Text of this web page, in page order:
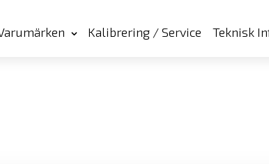
Kalibrering / Service Teknisk